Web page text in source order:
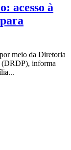
acesso à
meio da Diretoria
(DRDP), informa